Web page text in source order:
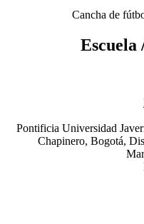
Cancha de
Escuela
Pontificia Universidad
Chapinero, Bogotá,